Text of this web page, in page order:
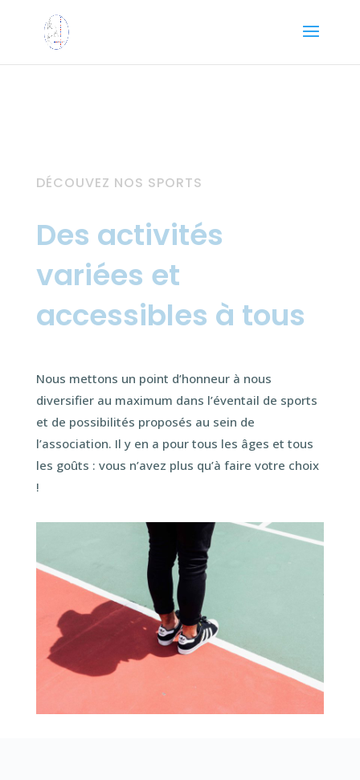
DÉCOUVEZ NOS SPORTS
Des activités
variées et
accessibles à tous
Nous mettons un point d’honneur à nous
diversifier au maximum dans l’éventail de sports
et de possibilités proposés au sein de
l’association. Il y en a pour tous les âges et tous
les goûts : vous n’avez plus qu’à faire votre choix
!